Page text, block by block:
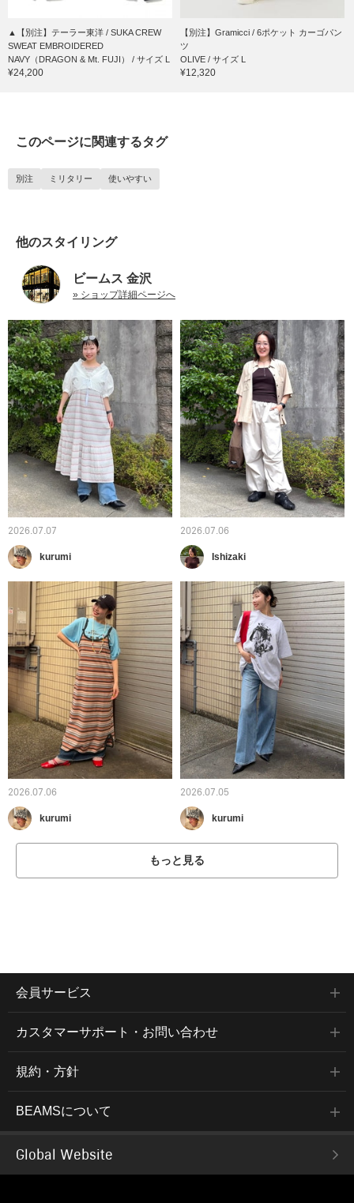
▲【別注】テーラー東洋 / SUKA CREW
SWEAT EMBROIDERED
NAVY（DRAGON & Mt. FUJI） / サイズ L
¥24,200
【別注】Gramicci / 6ポケット カーゴパン
ツ
OLIVE / サイズ L
¥12,320
このページに関連するタグ
別注 ミリタリー 使いやすい
他のスタイリング
ビームス 金沢
» ショップ詳細ページへ
2026.07.07
kurumi
2026.07.06
Ishizaki
2026.07.06
kurumi
2026.07.05
kurumi
もっと見る
会員サービス
カスタマーサポート・お問い合わせ
規約・方針
BEAMSについて
Global Website